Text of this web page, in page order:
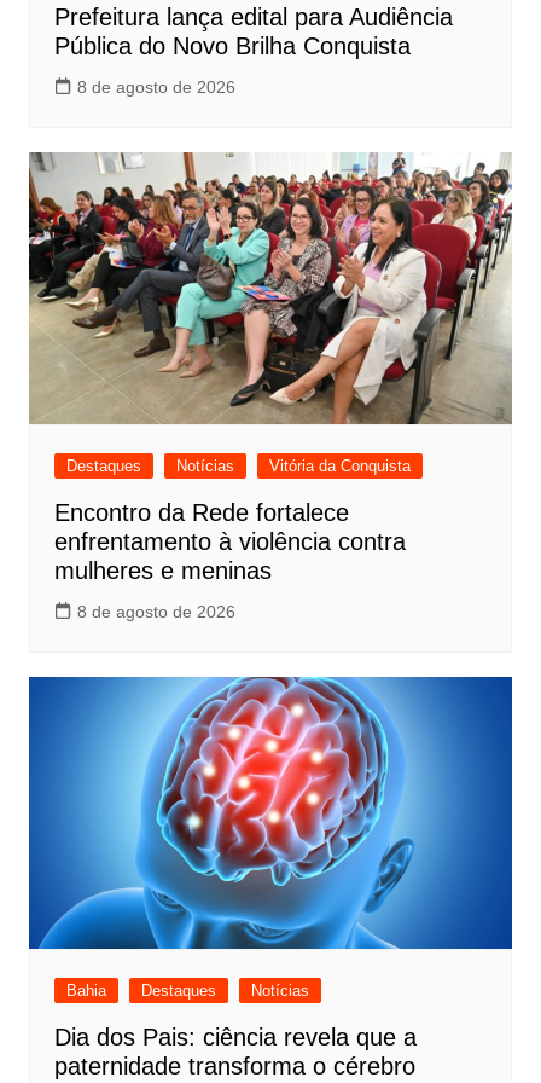
Prefeitura lança edital para Audiência
Pública do Novo Brilha Conquista
8 de agosto de 2026
Destaques Notícias Vitória da Conquista
Encontro da Rede fortalece
enfrentamento à violência contra
mulheres e meninas
8 de agosto de 2026
Bahia Destaques Notícias
Dia dos Pais: ciência revela que a
paternidade transforma o cérebro